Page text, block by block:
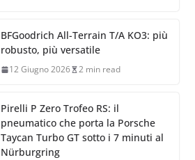
BFGoodrich All-Terrain T/A KO3: più
robusto, più versatile
12 Giugno 2026 2 min read
Pirelli P Zero Trofeo RS: il
pneumatico che porta la Porsche
Taycan Turbo GT sotto i 7 minuti al
Nürburgring